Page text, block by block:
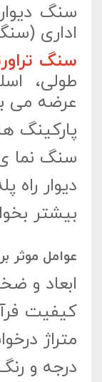
سنگ
اداری
سنگ
طولی،
عرضه می
پارکینگ
سنگ نما
دیوار راه
بیشتر
عوامل موثر
ابعاد و
کیفیت
متراژ
درجه و